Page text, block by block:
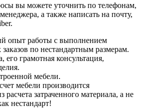
вы можете уточнить по телефонам,
а также написать на почту,
опыт работы с выполнением
по нестандартным размерам.
его грамотная консультация,
мебели.
мебели производится
расчета затраченного материала, а не
нестандарт!